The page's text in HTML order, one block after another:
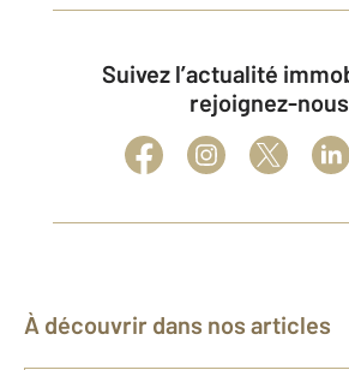
Suivez l’actualité immobilière et
rejoignez-nous
À découvrir dans nos articles